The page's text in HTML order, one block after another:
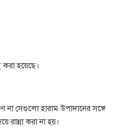
করা হয়েছে।
সেগুলো হারাম উপাদানের সঙ্গে
রান্না করা না হয়।